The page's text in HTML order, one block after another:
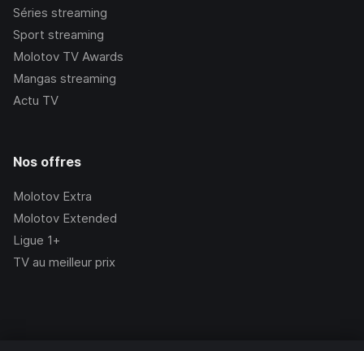
Séries streaming
Sport streaming
Molotov TV Awards
Mangas streaming
Actu TV
Nos offres
Molotov Extra
Molotov Extended
Ligue 1+
TV au meilleur prix